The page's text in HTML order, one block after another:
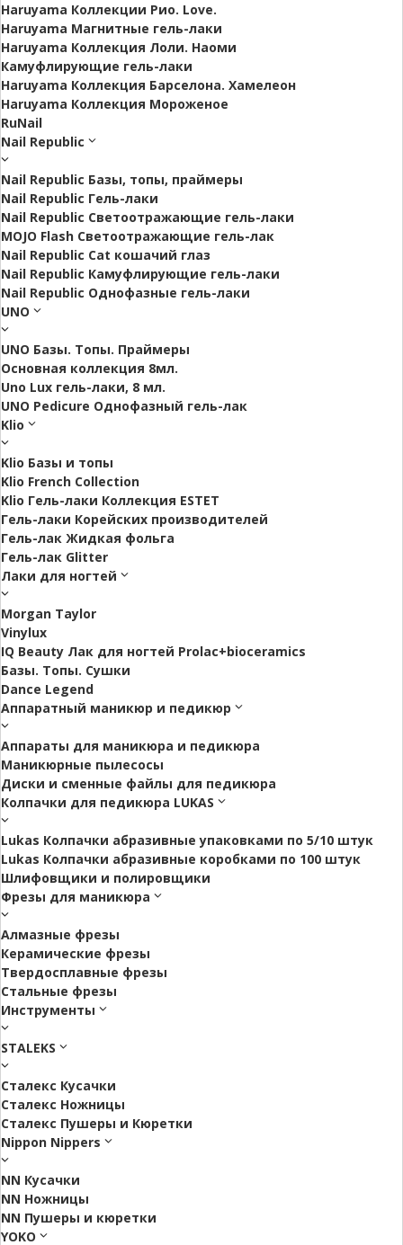
Haruyama Коллекции Рио. Love.
Haruyama Магнитные гель-лаки
Haruyama Коллекция Лоли. Наоми
Камуфлирующие гель-лаки
Haruyama Коллекция Барселона. Хамелеон
Haruyama Коллекция Мороженое
RuNail
Nail Republic
Nail Republic Базы, топы, праймеры
Nail Republic Гель-лаки
Nail Republic Светоотражающие гель-лаки
MOJO Flash Светоотражающие гель-лак
Nail Republic Cat кошачий глаз
Nail Republic Камуфлирующие гель-лаки
Nail Republic Однофазные гель-лаки
UNO
UNO Базы. Топы. Праймеры
Основная коллекция 8мл.
Uno Lux гель-лаки, 8 мл.
UNO Pedicure Однофазный гель-лак
Klio
Klio Базы и топы
Klio French Collection
Klio Гель-лаки Коллекция ESTET
Гель-лаки Корейских производителей
Гель-лак Жидкая фольга
Гель-лак Glitter
Лаки для ногтей
Morgan Taylor
Vinylux
IQ Beauty Лак для ногтей Prolac+bioceramics
Базы. Топы. Сушки
Dance Legend
Аппаратный маникюр и педикюр
Аппараты для маникюра и педикюра
Маникюрные пылесосы
Диски и сменные файлы для педикюра
Колпачки для педикюра LUKAS
Lukas Колпачки абразивные упаковками по 5/10 штук
Lukas Колпачки абразивные коробками по 100 штук
Шлифовщики и полировщики
Фрезы для маникюра
Алмазные фрезы
Керамические фрезы
Твердосплавные фрезы
Стальные фрезы
Инструменты
STALEKS
Сталекс Кусачки
Сталекс Ножницы
Сталекс Пушеры и Кюретки
Nippon Nippers
NN Кусачки
NN Ножницы
NN Пушеры и кюретки
YOKO